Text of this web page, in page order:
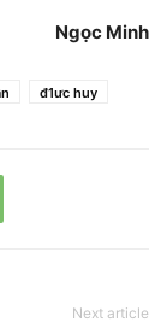
Ngọc Minh
đ1ưc huy
Next article